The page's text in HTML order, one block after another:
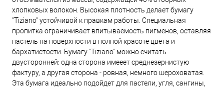
14 - Зеленый мох
46 - Аквамарин
хлопковых волокон. Высокая плотность делает бумагу
"Tiziano" устойчивой к правкам работы. Специальная
пропитка ограничивает впитываемость пигменов, оставляя
пастель на поверхности в полной красоте цвета и
бархатистости. Бумагу "Tiziano" можно считать
двусторонней: одна сторона имееет среднезернистую
фактуру, а другая сторона - ровная, немного шероховатая.
Эта бумага идеально подойдет для пастели, угля, сангины,